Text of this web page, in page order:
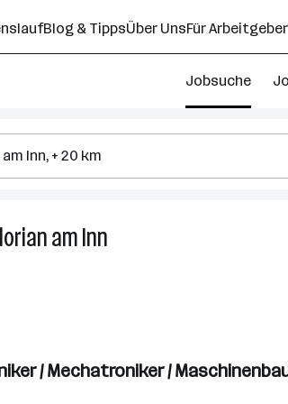
Blog & TippsÜber UnsFür Arbeitgeber
Jobsuche
am Inn
Inn
/ Mechatroniker /